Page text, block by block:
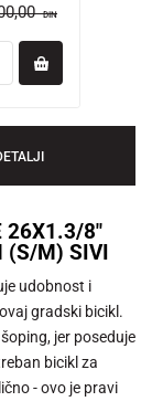
DIN
26X1.3/8"
(S/M) SIVI
udobnost i
gradski bicikl.
jer poseduje
bicikl za
- ovo je pravi